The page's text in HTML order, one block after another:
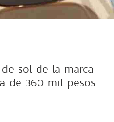
sol de la marca
de 360 mil pesos